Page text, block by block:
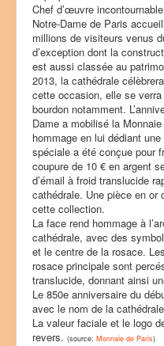
i
l
i
s
a
t
e
u
r
:
3
/
5
Chef d’œuvre
Notre-Dame de Paris
millions de visiteurs venus
d’exception dont la
est aussi classée au
2013, la cathédrale
cette occasion, elle se
bourdon notamment.
Dame a mobilisé la
hommage en lui dédiant
spéciale a été conçue pour
coupure de 10 € en argent
d’émail à froid translucide
cathédrale. Une pièce en or
cette collection.
La face rend hommage à
cathédrale, avec des
et le centre de la rosace.
rosace principale sont
translucide, donnant ainsi
Le 850e anniversaire du
avec le nom de la
La valeur faciale et le logo
revers. (source: Monnaie de Paris)